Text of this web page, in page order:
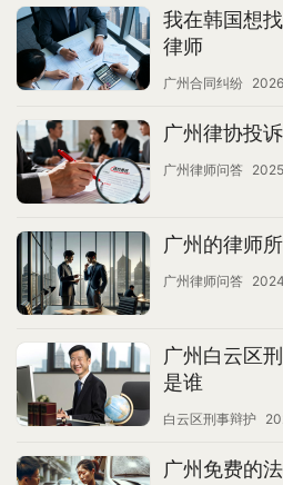
我在韩国想
律师
广州合同纠纷
广州律协投
广州律师问答
广州的律师
广州律师问答
广州白云区
是谁
白云区刑事辩护
广州免费的